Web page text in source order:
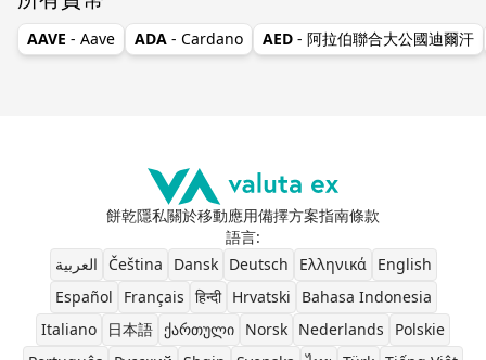
AAVE - Aave ADA - Cardano AED - 阿拉伯聯合大公國迪爾汗
餅乾隱私關於移動應用備擇方案指南條款
語言:
العربية
Čeština Dansk Deutsch Ελληνικά
English
Español
Français हिन्दी Hrvatski
Bahasa Indonesia
Italiano
日本語 ქართული Norsk Nederlands
Polskie